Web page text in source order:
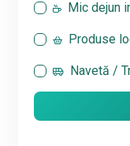
Mic dejun
Produse
Navetă /